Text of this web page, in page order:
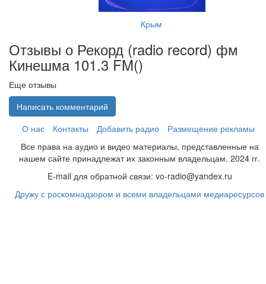
Крым
Отзывы о Рекорд (radio record) фм
Кинешма 101.3 FM()
Еще отзывы
Написать комментарий
О нас
Контакты Добавить радио
Размещение рекламы
Все права на аудио и видео материалы, представленные на
нашем сайте принадлежат их законным владельцам. 2024 гг.
E-mail для обратной связи: vo-radio@yandex.ru
Дружу с роскомнадзором и всеми владельцами медиаресурсов